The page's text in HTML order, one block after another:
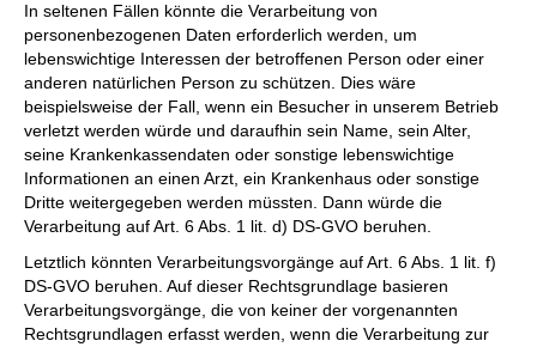
In seltenen Fällen könnte die Verarbeitung von
personenbezogenen Daten erforderlich werden, um
lebenswichtige Interessen der betroffenen Person oder einer
anderen natürlichen Person zu schützen. Dies wäre
beispielsweise der Fall, wenn ein Besucher in unserem Betrieb
verletzt werden würde und daraufhin sein Name, sein Alter,
seine Krankenkassendaten oder sonstige lebenswichtige
Informationen an einen Arzt, ein Krankenhaus oder sonstige
Dritte weitergegeben werden müssten. Dann würde die
Verarbeitung auf Art. 6 Abs. 1 lit. d) DS-GVO beruhen.
Letztlich könnten Verarbeitungsvorgänge auf Art. 6 Abs. 1 lit. f)
DS-GVO beruhen. Auf dieser Rechtsgrundlage basieren
Verarbeitungsvorgänge, die von keiner der vorgenannten
Rechtsgrundlagen erfasst werden, wenn die Verarbeitung zur